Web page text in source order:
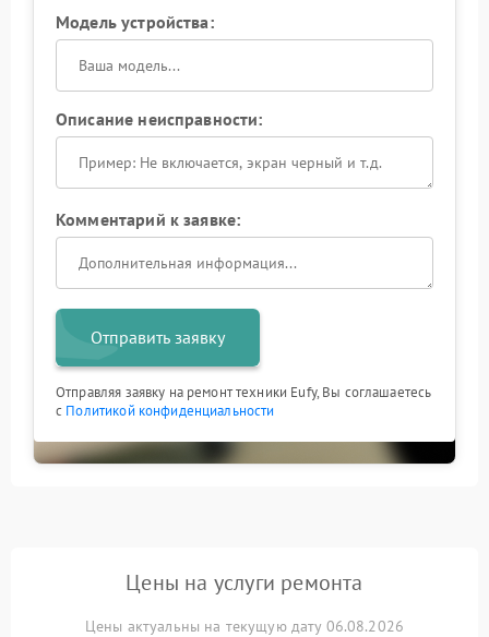
Модель устройства:
Описание неисправности:
Комментарий к заявке:
Отправить заявку
Отправляя заявку на ремонт техники Eufy, Вы соглашаетесь
с Политикой конфиденциальности
Цены на услуги ремонта
Цены актуальны на текущую дату 06.08.2026